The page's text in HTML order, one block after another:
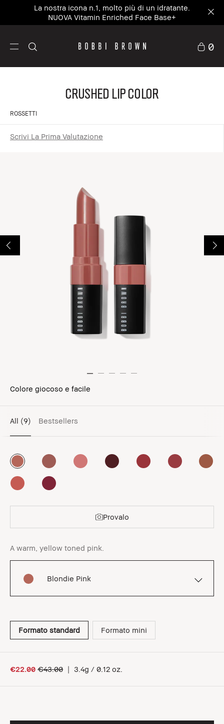
La nostra icona n.1, molto più di un idratante.
NUOVA Vitamin Enriched Face Base+
0
Crushed Lip Color
ROSSETTI
Scrivi La Prima Valutazione
Colore giocoso e facile
All (9) Bestsellers
Provalo
A warm, yellow toned pink.
Blondie Pink
Formato standard Formato mini
€22.00 €43.00 | 3.4g / 0.12 oz.